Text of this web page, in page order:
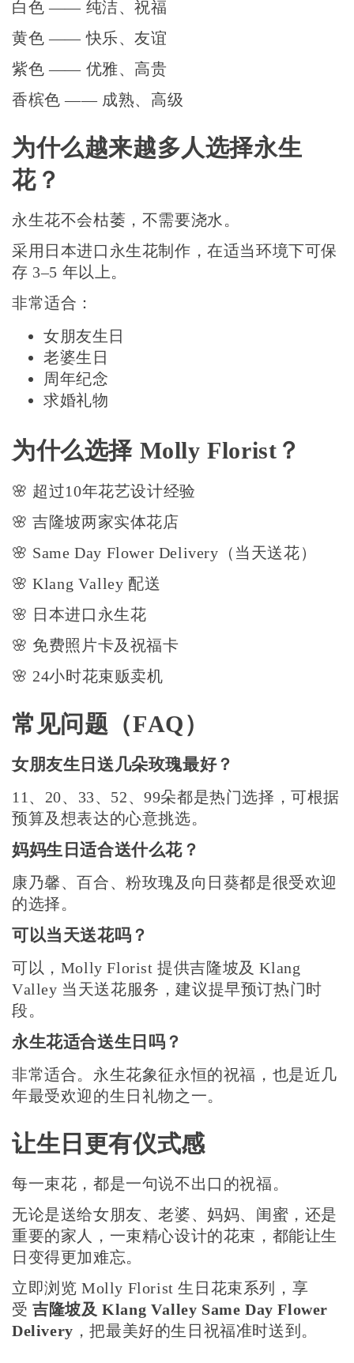
白色 —— 纯洁、祝福
黄色 —— 快乐、友谊
紫色 —— 优雅、高贵
香槟色 —— 成熟、高级
为什么越来越多人选择永生
花？
永生花不会枯萎，不需要浇水。
采用日本进口永生花制作，在适当环境下可保
存 3–5 年以上。
非常适合：
女朋友生日
老婆生日
周年纪念
求婚礼物
为什么选择 Molly Florist？
🌸 超过10年花艺设计经验
🌸 吉隆坡两家实体花店
🌸 Same Day Flower Delivery（当天送花）
🌸 Klang Valley 配送
🌸 日本进口永生花
🌸 免费照片卡及祝福卡
🌸 24小时花束贩卖机
常见问题（FAQ）
女朋友生日送几朵玫瑰最好？
11、20、33、52、99朵都是热门选择，可根据
预算及想表达的心意挑选。
妈妈生日适合送什么花？
康乃馨、百合、粉玫瑰及向日葵都是很受欢迎
的选择。
可以当天送花吗？
可以，Molly Florist 提供吉隆坡及 Klang
Valley 当天送花服务，建议提早预订热门时
段。
永生花适合送生日吗？
非常适合。永生花象征永恒的祝福，也是近几
年最受欢迎的生日礼物之一。
让生日更有仪式感
每一束花，都是一句说不出口的祝福。
无论是送给女朋友、老婆、妈妈、闺蜜，还是
重要的家人，一束精心设计的花束，都能让生
日变得更加难忘。
立即浏览 Molly Florist 生日花束系列，享
受吉隆坡及 Klang Valley Same Day Flower
Delivery ，把最美好的生日祝福准时送到。